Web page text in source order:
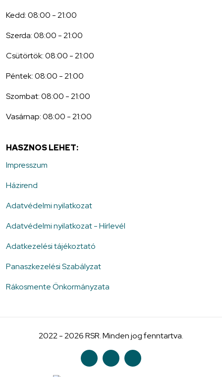
Kedd: 08:00 - 21:00
Szerda: 08:00 - 21:00
Csütörtök: 08:00 - 21:00
Péntek: 08:00 - 21:00
Szombat: 08:00 - 21:00
Vasárnap: 08:00 - 21:00
HASZNOS LEHET:
Impresszum
Házirend
Adatvédelmi nyilatkozat
Adatvédelmi nyilatkozat - Hírlevél
Adatkezelési tájékoztató
Panaszkezelési Szabályzat
Rákosmente Önkormányzata
2022 - 2026 RSR. Minden jog fenntartva.